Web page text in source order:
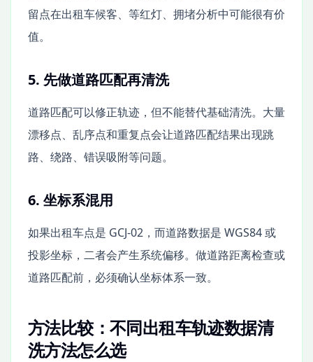
留点在出租车候客、等红灯、拥堵分析中可能很有价
值。
5. 先做道路匹配再清洗
道路匹配可以修正轨迹，但不能替代基础清洗。大量
漂移点、乱序点和重复点会让道路匹配结果出现跳
路、绕路、错误吸附等问题。
6. 坐标系混用
如果出租车点是 GCJ-02，而道路数据是 WGS84 或
投影坐标，二者会产生系统偏移。做道路距离检查或
道路匹配前，必须确认坐标体系一致。
方法比较：不同出租车轨迹数据清
洗方法怎么选